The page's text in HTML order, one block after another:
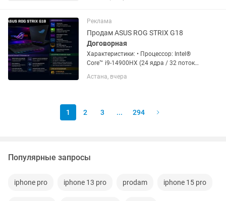
— когда тебе выдали нормальную
тогда, когда тебе удобно. 2 часа? 8?...
Реклама
Продам ASUS ROG STRIX G18
Договорная
Характеристики: • Процессор: Intel®️
Core™️ i9-14900HX (24 ядра / 32 потока,
GeForce RTX 5070 8 ГБ GDDR7 •
Астана, вчера
1 2 3 ... 294
Популярные запросы
iphone pro iphone 13 pro prodam iphone 15 pro